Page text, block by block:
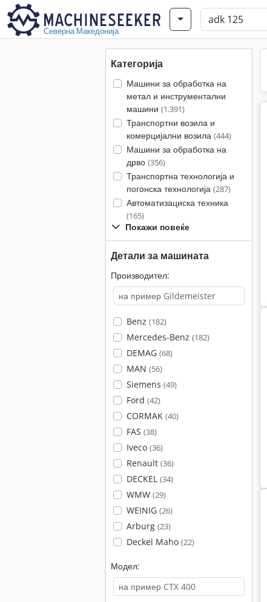
Северна Македонија
Категорија
Машини за обработка на
метал и инструментални
машини (1.391)
Транспортни возила и
комерцијални возила (444)
Машини за обработка на
дрво (356)
Транспортна технологија и
погонска технологија (287)
Автоматизациска техника
(165)
Покажи повеќе
Детали за машината
Производител:
Benz (182)
Mercedes-Benz (182)
DEMAG (68)
MAN (56)
Siemens (49)
Ford (42)
CORMAK (40)
FAS (38)
Iveco (36)
Renault (36)
DECKEL (34)
WMW (29)
WEINIG (26)
Arburg (23)
Deckel Maho (22)
Модел: